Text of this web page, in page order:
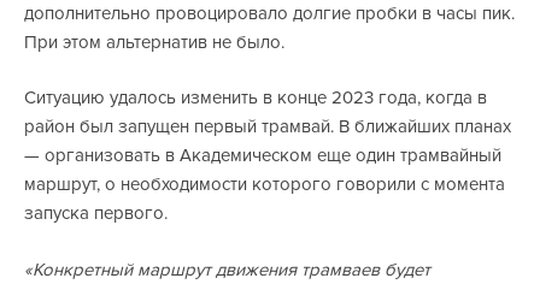
дополнительно провоцировало долгие пробки в часы пик.
При этом альтернатив не было.
Ситуацию удалось изменить в конце 2023 года, когда в
район был запущен первый трамвай. В ближайших планах
— организовать в Академическом еще один трамвайный
маршрут, о необходимости которого говорили с момента
запуска первого.
«Конкретный маршрут движения трамваев будет